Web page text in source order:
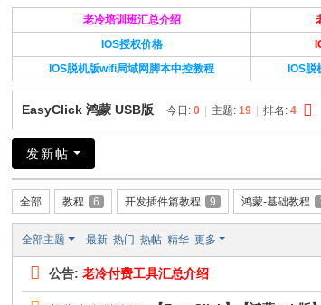
老冷培训班汇总介绍
IOS授权价格
IOS脱机版wifi局域网脚本中控教程
IOS
EasyClick 鸿蒙 USB版 今日:0 主题:19 排名:4
发新帖
全部 教程 6 开发插件篇教程 9 鸿蒙-基础教程
全部主题 最新 热门 热帖 精华 更多
公告:老冷付费工具汇总介绍